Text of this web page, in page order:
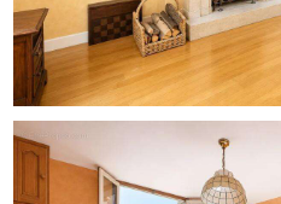
pratique pour les familles.
est à environ 500 m, le Parc
m, tandis que le Square
700 m. Les propriétaires
présence du Parc canin
Ermont/Eaubonne, chacun